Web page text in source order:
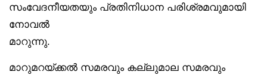
സംവേദനീയതയും പ്രതിനിധാന പരിശ്രമവുമായി
നോവൽ
മാറുന്നു.
മാറുമറയ്ക്കൽ സമരവും കല്ലുമാല സമരവും